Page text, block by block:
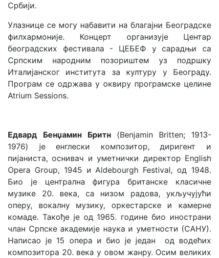
Србији.
Улазнице се могу набавити на благајни Београдске
филхармоније. Концерт организује Центар
београдских фестивала - ЦЕБЕФ у сарадњи са
Српским народним позориштем уз подршку
Италијанског института за културу у Београду.
Програм се одржава у оквиру програмске целине
Atrium Sessions.
Едвард Бенџамин Бритн (Benjamin Britten; 1913-
1976) je енглески композитор, диригент и
пијаниста, оснивач и уметнички директор English
Opera Group, 1945 и Aldebourgh Festival, од 1948.
Био је централна фигура британске класичне
музике 20. века, са низом радова, укључујући
оперу, вокалну музику, оркестарске и камерне
комаде. Такође је од 1965. године био инострани
члан Српске академије наука и уметности (САНУ).
Написао је 15 опера и био је један од водећих
композитора 20. века у овом жанру. Осим великих